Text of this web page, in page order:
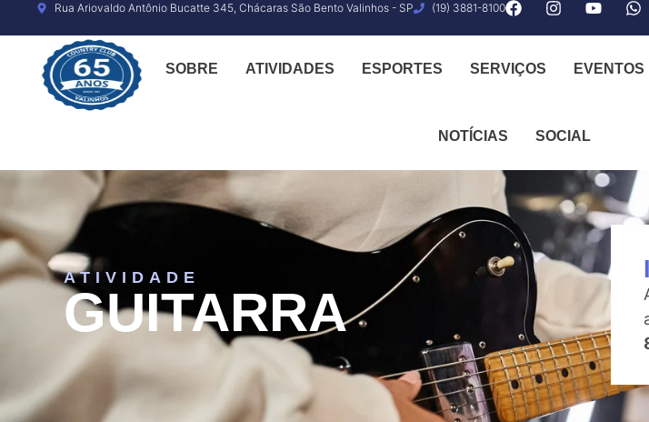
Rua Ariovaldo Antônio Bucatte 345, Chácaras São Bento Valinhos - SP (19) 3881-8100
SOBRE ATIVIDADES ESPORTES SERVIÇOS EVENTOS
NOTÍCIAS SOCIAL
ATIVIDADE
GUITARRA